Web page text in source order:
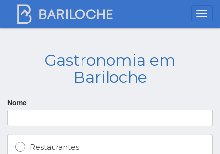
Gastronomia em
Bariloche
Nome
Restaurantes